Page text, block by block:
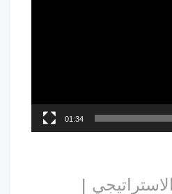
01:34
|